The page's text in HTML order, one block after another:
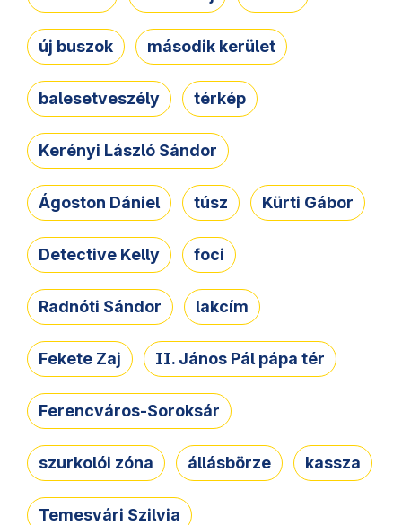
új buszok második kerület
balesetveszély térkép
Kerényi László Sándor
Ágoston Dániel túsz Kürti Gábor
Detective Kelly foci
Radnóti Sándor lakcím
Fekete Zaj II. János Pál pápa tér
Ferencváros-Soroksár
szurkolói zóna állásbörze kassza
Temesvári Szilvia